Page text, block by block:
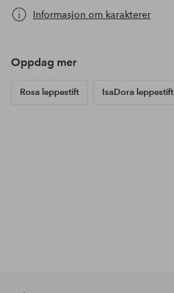
Informasjon om karakterer
Oppdag mer
Rosa leppestift IsaDora leppestift